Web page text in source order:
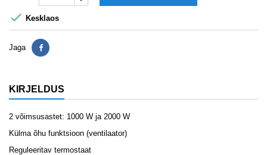
 Kesklaos
Jaga Jaga
KIRJELDUS
2 võimsusastet: 1000 W ja 2000 W
Külma õhu funktsioon (ventilaator)
Reguleeritav termostaat